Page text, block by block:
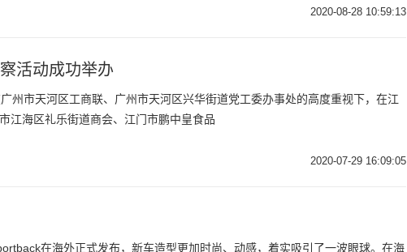
2020-08-28 10:59:13
活动成功举办
州市天河区工商联、广州市天河区兴华街道党工委办事处的高度重视下，在江
江海区礼乐街道商会、江门市鹏中皇食品
2020-07-29 16:09:05
在海外正式发布，新车造型更加时尚、动感，着实吸引了一波眼球。在海